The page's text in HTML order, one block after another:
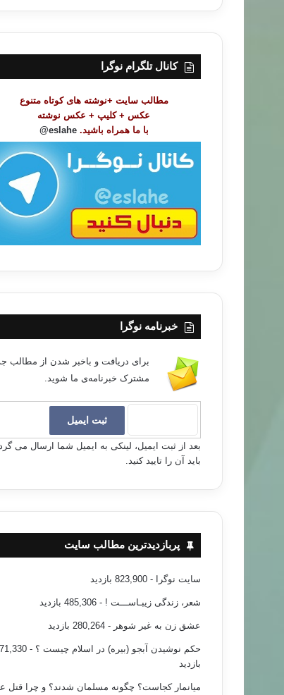
ت
ض
کانال تلگرام نوگرا
مطالب سایت +نوشته های کوتاه متنوع
عکس + کلیپ + عکس نوشته
با ما همراه باشید. eslahe@
خبرنامه نوگرا
برای دریافت و باخبر شدن از مطالب
مشترک خبرنامه‌ی ما شوید.
بعد از ثبت ایمیل، لینکی به ایمیل شما ارسال می
باید آن را تایید کنید.
پربازدیدترین مطالب سایت
سایت نوگرا - 823,900 بازدید
شعر، زندگی زیبـاســـت ! - 485,306 بازدید
عشق زن به غیر شوهر - 280,264 بازدید
حکم نوشیدن آبجو (بیره) در اسلام چیست ؟
بازدید
میانمار کجاست؟ چگونه مسلمان شدند؟ و چرا قتل